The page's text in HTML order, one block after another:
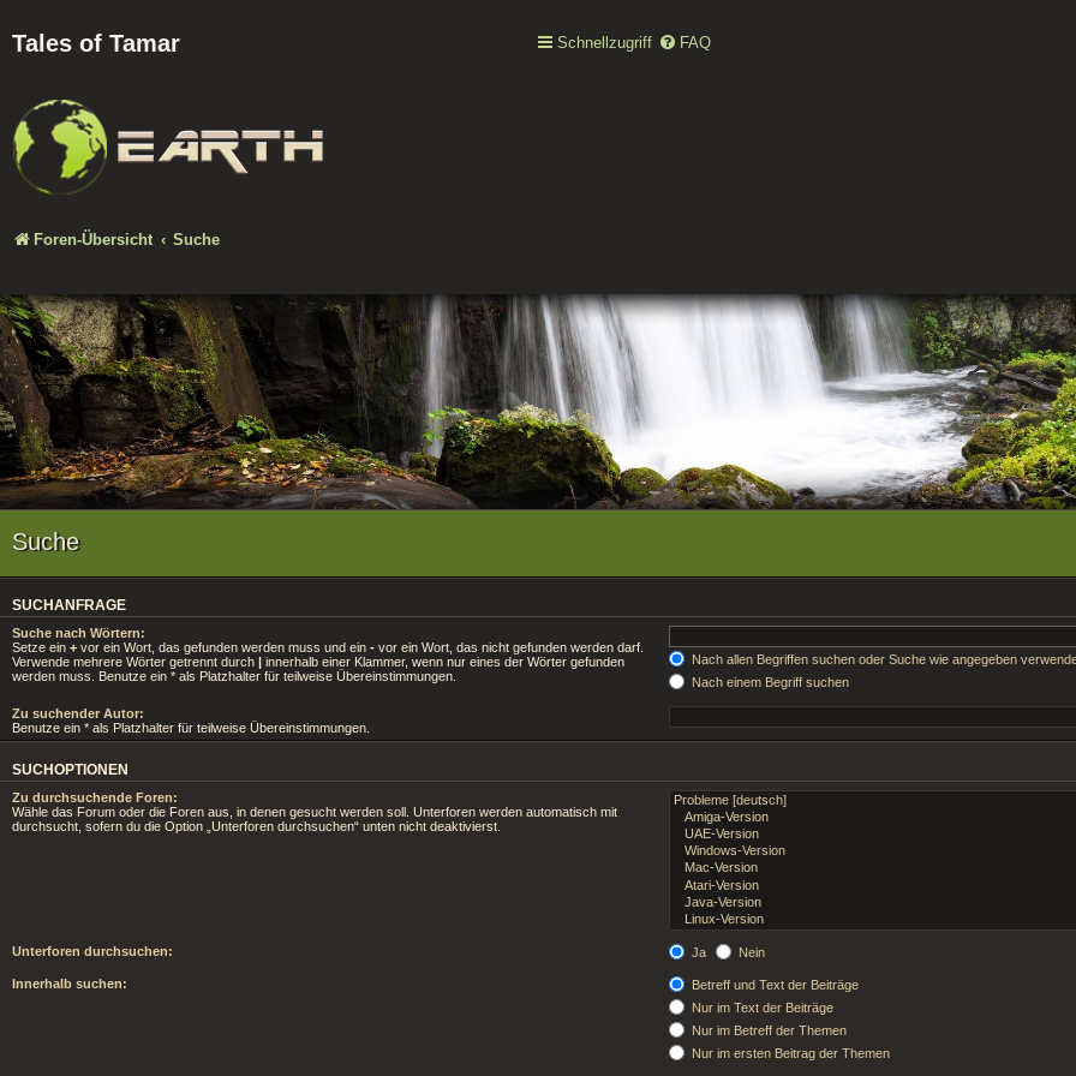
Tales of Tamar Schnellzugriff FAQ
Foren-Übersicht Suche
Suche
SUCHANFRAGE
Suche nach Wörtern:
Setze ein + vor ein Wort, das gefunden werden muss und ein - vor ein Wort, das nicht gefunden werden darf.
Verwende mehrere Wörter getrennt durch | innerhalb einer Klammer, wenn nur eines der Wörter gefunden
werden muss. Benutze ein * als Platzhalter für teilweise Übereinstimmungen.
Nach allen Begriffen suchen oder Suche wie angegeben
Nach einem Begriff suchen
Zu suchender Autor:
Benutze ein * als Platzhalter für teilweise Übereinstimmungen.
SUCHOPTIONEN
Zu durchsuchende Foren:
Wähle das Forum oder die Foren aus, in denen gesucht werden soll. Unterforen werden automatisch mit
durchsucht, sofern du die Option „Unterforen durchsuchen“ unten nicht deaktivierst.
Unterforen durchsuchen: Ja Nein
Innerhalb suchen:
Betreff und Text der Beiträge
Nur im Text der Beiträge
Nur im Betreff der Themen
Nur im ersten Beitrag der Themen